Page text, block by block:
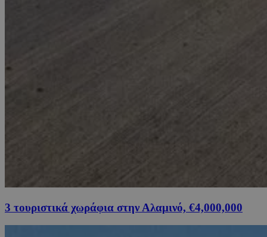
3 τουριστικά χωράφια στην Αλαμινό, €4,000,000